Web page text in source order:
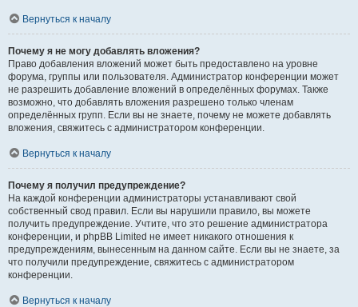
Вернуться к началу
Почему я не могу добавлять вложения?
Право добавления вложений может быть предоставлено на уровне
форума, группы или пользователя. Администратор конференции может
не разрешить добавление вложений в определённых форумах. Также
возможно, что добавлять вложения разрешено только членам
определённых групп. Если вы не знаете, почему не можете добавлять
вложения, свяжитесь с администратором конференции.
Вернуться к началу
Почему я получил предупреждение?
На каждой конференции администраторы устанавливают свой
собственный свод правил. Если вы нарушили правило, вы можете
получить предупреждение. Учтите, что это решение администратора
конференции, и phpBB Limited не имеет никакого отношения к
предупреждениям, вынесенным на данном сайте. Если вы не знаете, за
что получили предупреждение, свяжитесь с администратором
конференции.
Вернуться к началу